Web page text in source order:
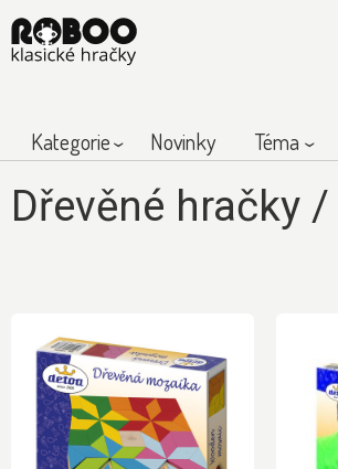
Kategorie Novinky Téma
Dřevěné hračky /